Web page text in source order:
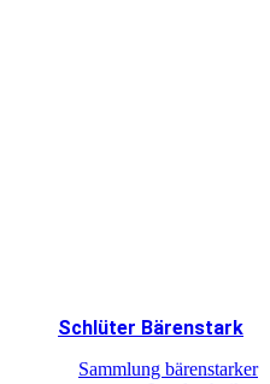
Schlüter Bärenstark
Sammlung bärenstarker